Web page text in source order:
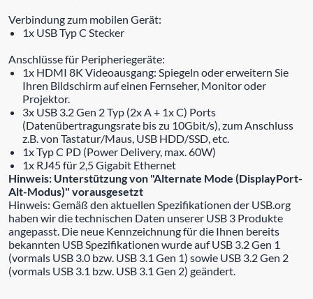
Verbindung zum mobilen Gerät:
1x USB Typ C Stecker
Anschlüsse für Peripheriegeräte:
1x HDMI 8K Videoausgang: Spiegeln oder erweitern Sie
Ihren Bildschirm auf einen Fernseher, Monitor oder
Projektor.
3x USB 3.2 Gen 2 Typ (2x A + 1x C) Ports
(Datenübertragungsrate bis zu 10Gbit/s), zum Anschluss
z.B. von Tastatur/Maus, USB HDD/SSD, etc.
1x Typ C PD (Power Delivery, max. 60W)
1x RJ45 für 2,5 Gigabit Ethernet
Hinweis: Unterstützung von "Alternate Mode (DisplayPort-
Alt-Modus)" vorausgesetzt
Hinweis: Gemäß den aktuellen Spezifikationen der USB.org
haben wir die technischen Daten unserer USB 3 Produkte
angepasst. Die neue Kennzeichnung für die Ihnen bereits
bekannten USB Spezifikationen wurde auf USB 3.2 Gen 1
(vormals USB 3.0 bzw. USB 3.1 Gen 1) sowie USB 3.2 Gen 2
(vormals USB 3.1 bzw. USB 3.1 Gen 2) geändert.